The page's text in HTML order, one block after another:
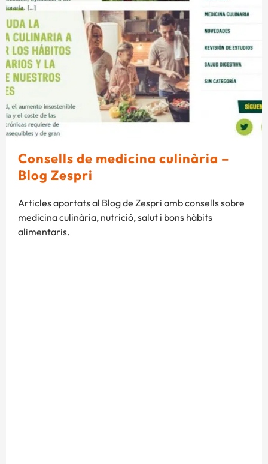
Consells de medicina culinària –
Blog Zespri
Articles aportats al Blog de Zespri amb consells sobre
medicina culinària, nutrició, salut i bons hàbits
alimentaris.